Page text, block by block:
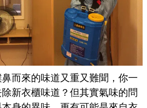
而來的味道又重又難聞，你一
新衣櫃味道？但其實氣味的問